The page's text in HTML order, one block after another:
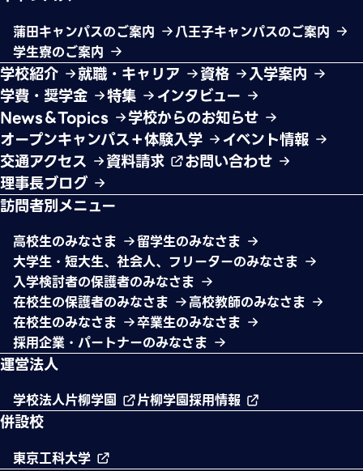
蒲田キャンパスのご案内
八王子キャンパスのご案内
学生寮のご案内
学校紹介 就職・キャリア 資格
入学案内
学費・奨学金
特集
インタビュー
News＆Topics
学校からのお知らせ
オープンキャンパス＋体験入学
イベント情報
交通アクセス
資料請求
お問い合わせ
理事長ブログ
訪問者別メニュー
高校生のみなさま
留学生のみなさま
大学生・短大生、社会人、フリーターのみなさま
入学検討者の保護者のみなさま
在校生の保護者のみなさま
高校教師のみなさま
在校生のみなさま
卒業生のみなさま
採用企業・パートナーのみなさま
運営法人
学校法人片柳学園 片柳学園採用情報
併設校
東京工科大学